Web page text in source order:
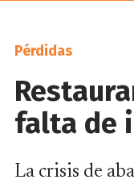
Pérdidas
falta de
La crisis de